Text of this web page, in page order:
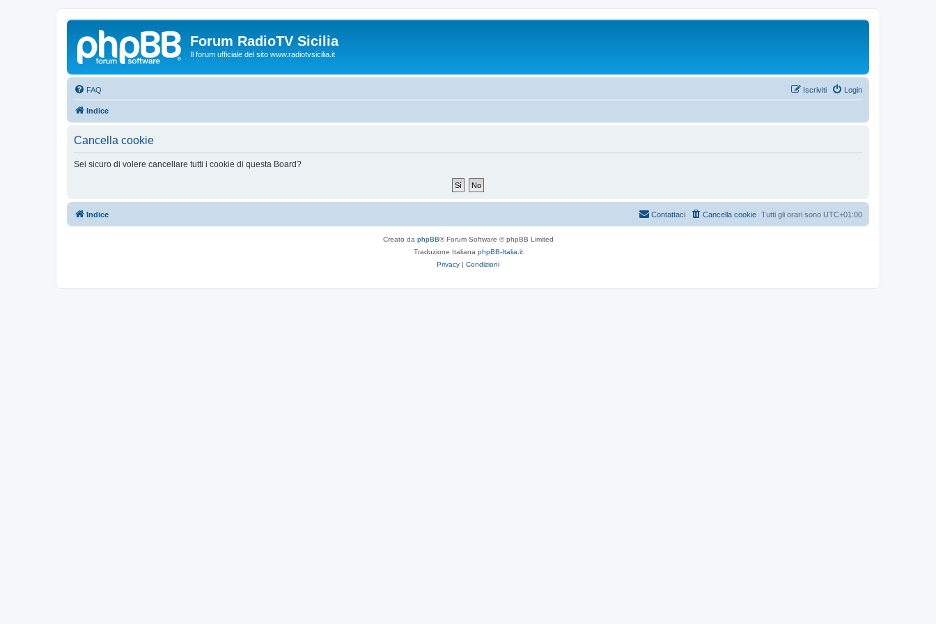
Forum RadioTV Sicilia
Il forum ufficiale del sito www.radiotvsicilia.it
FAQ Login
Iscriviti
Indice
Cancella cookie
Sei sicuro di volere cancellare tutti i cookie di questa Board?
Indice Tutti gli orari sono UTC+01:00
Cancella cookie
Contattaci
Creato da phpBB® Forum Software © phpBB Limited
Traduzione Italiana phpBB-Italia.it
Privacy | Condizioni